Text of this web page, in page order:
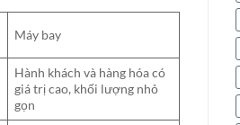
Máy bay
Hành khách và hàng hóa có
giá trị cao, khối lượng nhỏ
gọn